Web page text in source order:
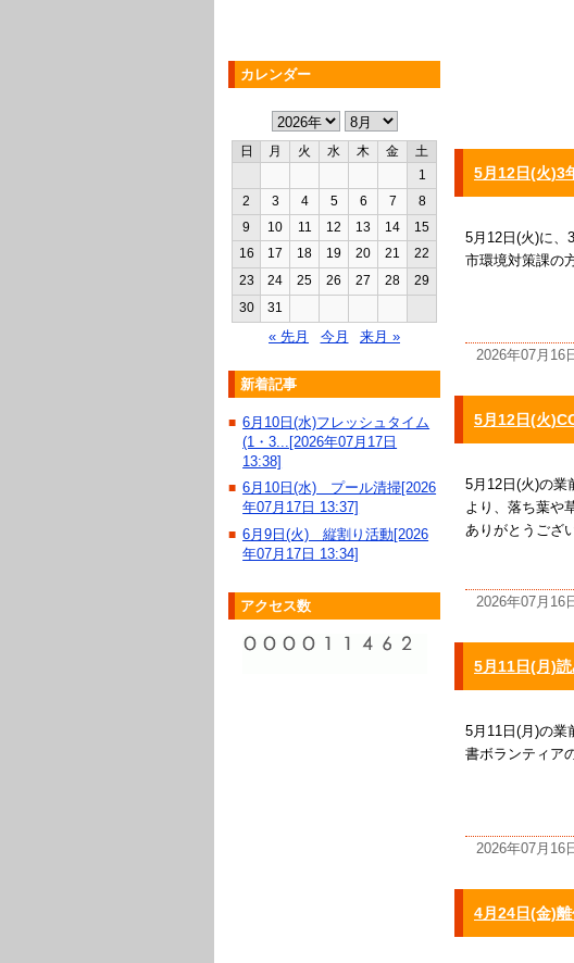
5月12日(火)3
5月12日(火)に、
市環境対策課の
2026年07月16
5月12日(火
5月12日(火)の業
より、落ち葉や
ありがとうござ
2026年07月16
5月11日(月)
5月11日(月)の業
書ボランティア
2026年07月16
4月24日(金)
カレンダー
日 月 火 水 木 金
土
1
2
3 4 5 6 7
8
9
10 11 12 13 14
15
16
17 18 19 20 21
22
23
24 25 26 27 28
29
30
31
« 先月 今月 来月 »
新着記事
■ 6月10日(水)フレッシュタイム
(1・3...[2026年07月17日
13:38]
■ 6月10日(水) プール清掃[2026
年07月17日 13:37]
■ 6月9日(火) 縦割り活動[2026
年07月17日 13:34]
アクセス数